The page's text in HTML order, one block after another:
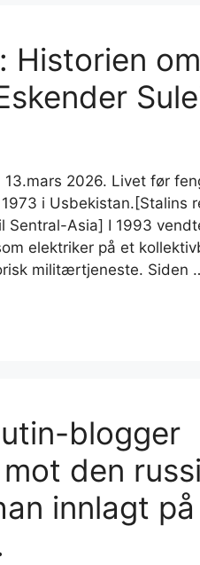
Historien om
2026. Livet før
i Usbekistan.[Stalins
Asia] I 1993
elektriker på et
militærtjeneste. Siden
blogger
den
innlagt